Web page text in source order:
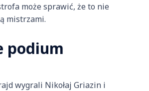
może sprawić, że to nie
mistrzami.
podium
wygrali Nikołaj Griazin i